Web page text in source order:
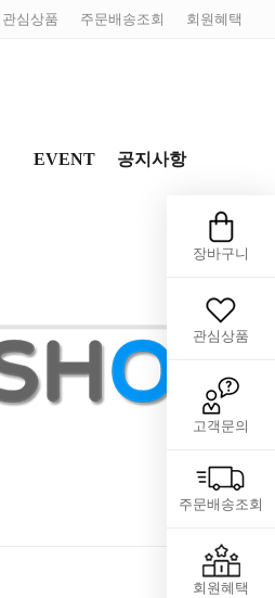
관심상품 주문배송조회 회원혜택
EVENT 공지사항
장바구니
관심상품
고객문의
주문배송조회
회원혜택